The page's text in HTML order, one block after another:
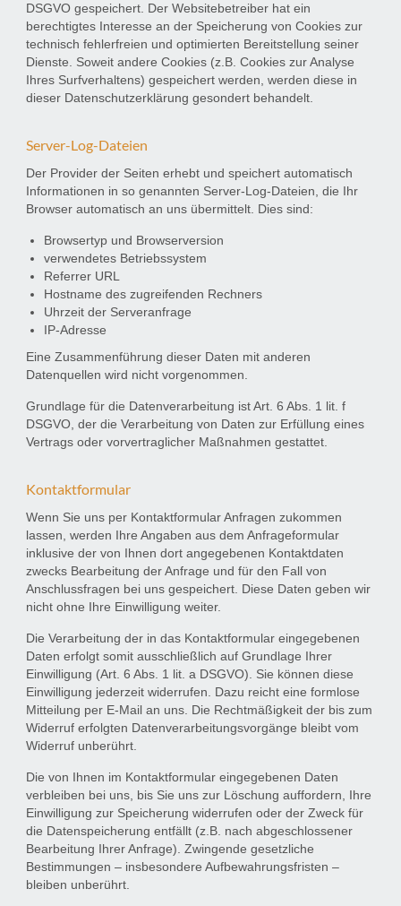
DSGVO gespeichert. Der Websitebetreiber hat ein
berechtigtes Interesse an der Speicherung von Cookies zur
technisch fehlerfreien und optimierten Bereitstellung seiner
Dienste. Soweit andere Cookies (z.B. Cookies zur Analyse
Ihres Surfverhaltens) gespeichert werden, werden diese in
dieser Datenschutzerklärung gesondert behandelt.
Server-Log-Dateien
Der Provider der Seiten erhebt und speichert automatisch
Informationen in so genannten Server-Log-Dateien, die Ihr
Browser automatisch an uns übermittelt. Dies sind:
Browsertyp und Browserversion
verwendetes Betriebssystem
Referrer URL
Hostname des zugreifenden Rechners
Uhrzeit der Serveranfrage
IP-Adresse
Eine Zusammenführung dieser Daten mit anderen
Datenquellen wird nicht vorgenommen.
Grundlage für die Datenverarbeitung ist Art. 6 Abs. 1 lit. f
DSGVO, der die Verarbeitung von Daten zur Erfüllung eines
Vertrags oder vorvertraglicher Maßnahmen gestattet.
Kontaktformular
Wenn Sie uns per Kontaktformular Anfragen zukommen
lassen, werden Ihre Angaben aus dem Anfrageformular
inklusive der von Ihnen dort angegebenen Kontaktdaten
zwecks Bearbeitung der Anfrage und für den Fall von
Anschlussfragen bei uns gespeichert. Diese Daten geben wir
nicht ohne Ihre Einwilligung weiter.
Die Verarbeitung der in das Kontaktformular eingegebenen
Daten erfolgt somit ausschließlich auf Grundlage Ihrer
Einwilligung (Art. 6 Abs. 1 lit. a DSGVO). Sie können diese
Einwilligung jederzeit widerrufen. Dazu reicht eine formlose
Mitteilung per E-Mail an uns. Die Rechtmäßigkeit der bis zum
Widerruf erfolgten Datenverarbeitungsvorgänge bleibt vom
Widerruf unberührt.
Die von Ihnen im Kontaktformular eingegebenen Daten
verbleiben bei uns, bis Sie uns zur Löschung auffordern, Ihre
Einwilligung zur Speicherung widerrufen oder der Zweck für
die Datenspeicherung entfällt (z.B. nach abgeschlossener
Bearbeitung Ihrer Anfrage). Zwingende gesetzliche
Bestimmungen – insbesondere Aufbewahrungsfristen –
bleiben unberührt.